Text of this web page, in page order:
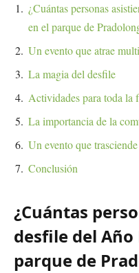
¿Cuántas personas
en el parque de
Un evento que atrae
La magia del desfile
Actividades para toda la
La importancia de la
Un evento que
Conclusión
¿Cuántas
desfile del
parque de